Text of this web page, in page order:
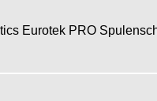
Eurotek PRO